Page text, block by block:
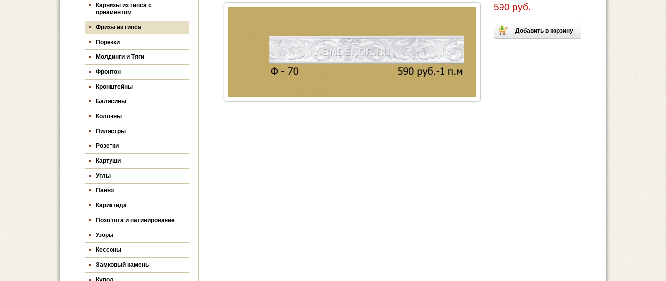
Карнизы из гипса c
орнаментом
Фризы из гипса
Порезки
Молдинги и Тяги
Фронтон
Кронштейны
Балясины
Колонны
Пилястры
Розетки
Картуши
Углы
Панно
Кариатида
Позолота и патинирование
Узоры
Кессоны
Замковый камень
Купол
590 руб.
Добавить в корзину